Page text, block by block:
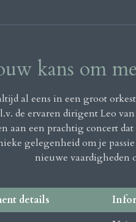
kans om
al eens in een groot
de ervaren dirigent Leo
aan een prachtig concert
gelegenheid om je
nieuwe vaardigheden
details